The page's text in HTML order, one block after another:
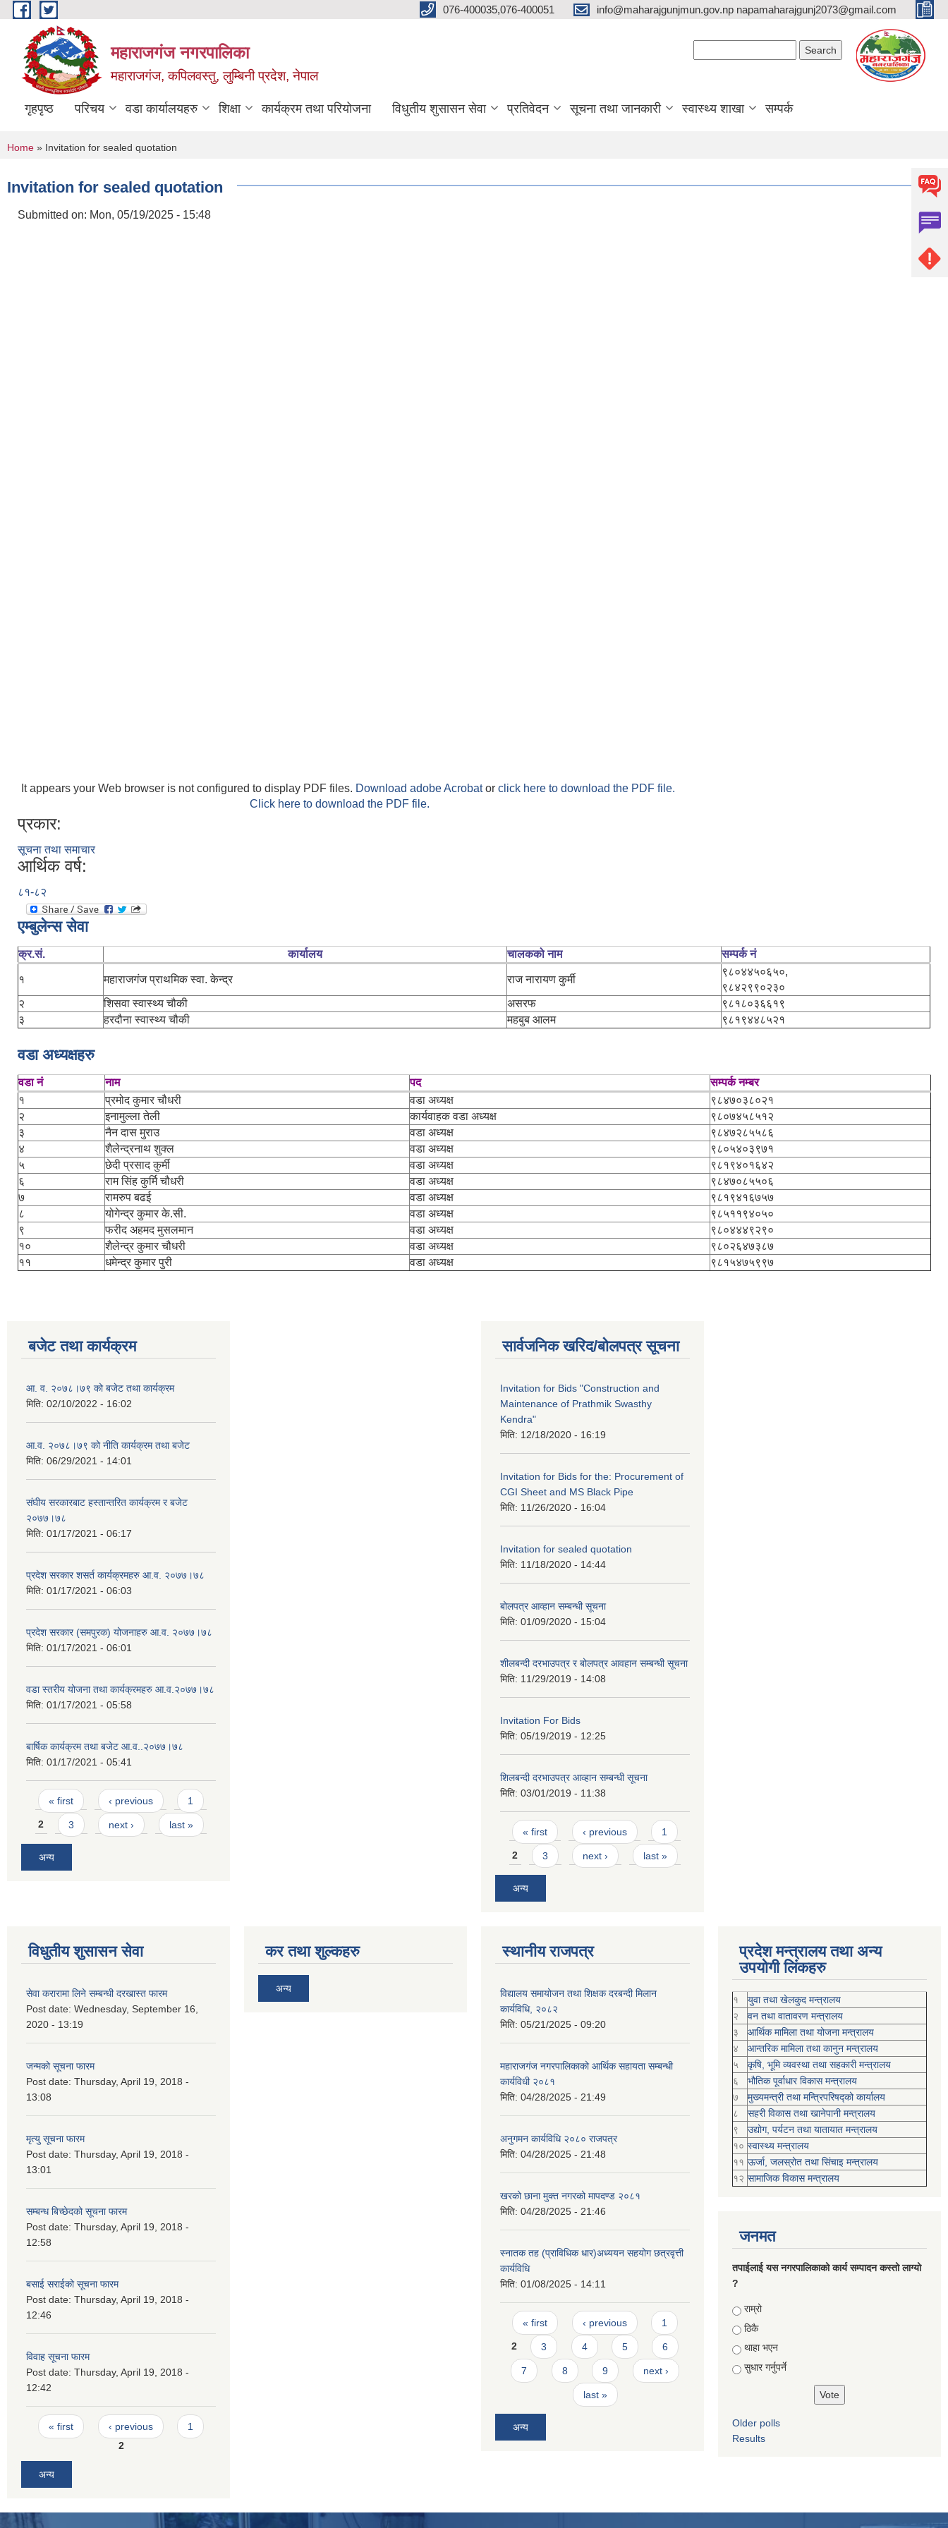
Skip to main content 076-400035,076-400051 info@maharajgunjmun.gov.np napamaharajgunj2073@gmail.com
महाराजगंज नगरपालिका
महाराजगंज, कपिलवस्तु, लुम्बिनी प्रदेश, नेपाल
गृहपृष्ठ परिचय वडा कार्यालयहरु शिक्षा कार्यक्रम तथा परियोजना विधुतीय शुसासन सेवा प्रतिवेदन सूचना तथा जानकारी स्वास्थ्य शाखा सम्पर्क
You are here
Home » Invitation for sealed quotation
Invitation for sealed quotation
Submitted on: Mon, 05/19/2025 - 15:48
It appears your Web browser is not configured to display PDF files. Download adobe Acrobator click here to download the PDF file.
Click here to download the PDF file.
प्रकार:
सूचना तथा समाचार
आर्थिक वर्ष:
८१-८२
एम्बुलेन्स सेवा
क्र.सं. कार्यालय चालकको नाम सम्पर्क नं
१ महाराजगंज प्राथमिक स्वा. केन्द्र राज नारायण कुर्मी
९८०४४५०६५०,
९८४२९९०२३०
२
शिसवा स्वास्थ्य चौकी असरफ
९८१८०३६६१९
३
हरदौना स्वास्थ्य चौकी महबुब आलम ९८१९४४८५२१
वडा अध्यक्षहरु
वडा नं नाम पद
सम्पर्क नम्बर
१
प्रमोद कुमार चौधरी वडा अध्यक्ष
९८४७०३८०२१
२
इनामुल्ला तेली कार्यवाहक वडा अध्यक्ष
९८०७४५८५१२
३
नैन दास मुराउ वडा अध्यक्ष
९८४७२८५५८६
४
शैलेन्द्रनाथ शुक्ल वडा अध्यक्ष
९८०५४०३९७१
५
छेदी प्रसाद कुर्मी वडा अध्यक्ष
९८१९४०१६४२
६
राम सिंह कुर्मि चौधरी वडा अध्यक्ष
९८४७०८५५०६
७
रामरुप बढई वडा अध्यक्ष
९८१९४१६७५७
८
योगेन्द्र कुमार के.सी. वडा अध्यक्ष
९८५११९४०५०
९
फरीद अहमद मुसलमान वडा अध्यक्ष
९८०४४४९२९०
१०
शैलेन्द्र कुमार चौधरी वडा अध्यक्ष
९८०२६४७३८७
११
धमेन्द्र कुमार पुरी वडा अध्यक्ष ९८१५४७५९९७
बजेट तथा कार्यक्रम
आ. व. २०७८।७९ को बजेट तथा कार्यक्रम
मिति: 02/10/2022 - 16:02
आ.व. २०७८।७९ को नीति कार्यक्रम तथा बजेट
मिति: 06/29/2021 - 14:01
संघीय सरकारबाट हस्तान्तरित कार्यक्रम र बजेट
२०७७।७८
मिति: 01/17/2021 - 06:17
प्रदेश सरकार शसर्त कार्यक्रमहरु आ.व. २०७७।७८
मिति: 01/17/2021 - 06:03
प्रदेश सरकार (समपुरक) योजनाहरु आ.व. २०७७।७८
मिति: 01/17/2021 - 06:01
वडा स्तरीय योजना तथा कार्यक्रमहरु आ.व.२०७७।७८
मिति: 01/17/2021 - 05:58
बार्षिक कार्यक्रम तथा बजेट आ.व..२०७७।७८
मिति: 01/17/2021 - 05:41
Pages
« first ‹ previous 1
2 3 next › last »
अन्य
सार्वजनिक खरिद/बोलपत्र सूचना
Invitation for Bids "Construction and
Maintenance of Prathmik Swasthy
Kendra"
मिति: 12/18/2020 - 16:19
Invitation for Bids for the: Procurement of
CGI Sheet and MS Black Pipe
मिति: 11/26/2020 - 16:04
Invitation for sealed quotation
मिति: 11/18/2020 - 14:44
बोलपत्र आव्हान सम्बन्धी सूचना
मिति: 01/09/2020 - 15:04
शीलबन्दी दरभाउपत्र र बोलपत्र आवहान सम्बन्धी सूचना
मिति: 11/29/2019 - 14:08
Invitation For Bids
मिति: 05/19/2019 - 12:25
शिलबन्दी दरभाउपत्र आव्हान सम्बन्धी सूचना
मिति: 03/01/2019 - 11:38
Pages
« first ‹ previous 1
2 3 next › last »
अन्य
विधुतीय शुसासन सेवा
सेवा करारामा लिने सम्बन्धी दरखास्त फारम
Post date: Wednesday, September 16,
2020 - 13:19
जन्मको सूचना फारम
Post date: Thursday, April 19, 2018 -
13:08
मृत्यु सूचना फारम
Post date: Thursday, April 19, 2018 -
13:01
सम्बन्ध बिच्छेदको सूचना फारम
Post date: Thursday, April 19, 2018 -
12:58
बसाई सराईको सूचना फारम
Post date: Thursday, April 19, 2018 -
12:46
विवाह सूचना फारम
Post date: Thursday, April 19, 2018 -
12:42
Pages
« first ‹ previous
1
2
अन्य
कर तथा शुल्कहरु
अन्य
स्थानीय राजपत्र
विद्यालय समायोजन तथा शिक्षक दरबन्दी मिलान
कार्यविधि, २०८२
मिति: 05/21/2025 - 09:20
महाराजगंज नगरपालिकाको आर्थिक सहायता सम्बन्धी
कार्यविधी २०८१
मिति: 04/28/2025 - 21:49
अनुगमन कार्यविधि २०८० राजपत्र
मिति: 04/28/2025 - 21:48
खरको छाना मुक्त नगरको मापदण्ड २०८१
मिति: 04/28/2025 - 21:46
स्नातक तह (प्राविधिक धार)अध्ययन सहयोग छत्रवृत्ती
कार्यविधि
मिति: 01/08/2025 - 14:11
Pages
« first ‹ previous 1
2 3 4 5 6
7 8 9 next ›
last »
अन्य
प्रदेश मन्त्रालय तथा अन्य
उपयोगी लिंकहरु
१
युवा तथा खेलकुद मन्त्रालय
२
वन तथा वातावरण मन्त्रालय
३
आर्थिक मामिला तथा योजना मन्त्रालय
४
आन्तरिक मामिला तथा कानुन मन्त्रालय
५
कृषि, भूमि व्यवस्था तथा सहकारी मन्त्रालय
६
भौतिक पूर्वाधार विकास मन्त्रालय
७
मुख्यमन्त्री तथा मन्त्रिपरिषद्को कार्यालय
८
सहरी विकास तथा खानेपानी मन्त्रालय
९
उद्योग, पर्यटन तथा यातायात मन्त्रालय
१० स्वास्थ्य मन्त्रालय
११ ऊर्जा, जलस्रोत तथा सिंचाइ मन्त्रालय
१२ सामाजिक विकास मन्‍‍त्रालय
जनमत
तपाईलाई यस नगरपालिकाको कार्य सम्पादन कस्तो लाग्यो
?
Choices
राम्रो
ठिकै
थाहा भएन
सुधार गर्नुपर्ने
Older polls
Results